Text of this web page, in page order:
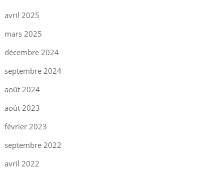
avril 2025
mars 2025
décembre 2024
septembre 2024
août 2024
août 2023
février 2023
septembre 2022
avril 2022